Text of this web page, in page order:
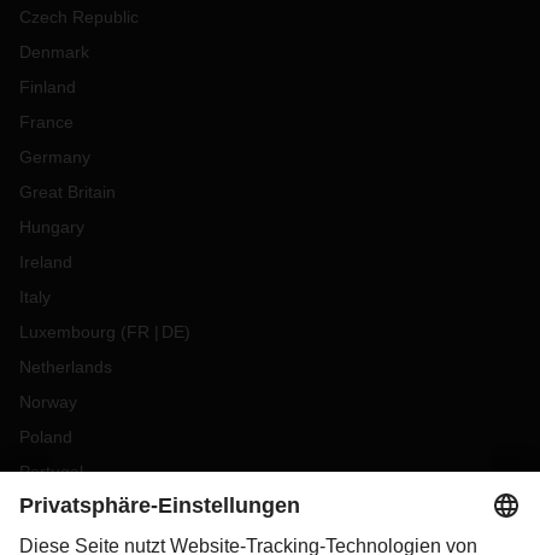
Czech Republic
Denmark
Finland
France
Germany
Great Britain
Hungary
Ireland
Italy
Luxembourg (FR DE)
Netherlands
Norway
Poland
Portugal
Romania
Slovakia